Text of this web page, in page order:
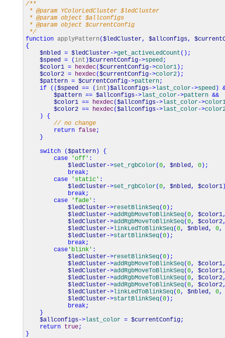
/**
* @param YColorLedCluster $ledCluster
* @param object $allconfigs
* @param object $currentConfig
*/
function applyPattern ($ledCluster, $allconfigs,
{
$nbled = $ledCluster->get_activeLedCount ( ) ;
$speed = ( int )$currentConfig->speed;
$color1 = hexdec($currentConfig->color1 ) ;
$color2 = hexdec($currentConfig->color2 ) ;
$pattern = $currentConfig->pattern;
if
( ($speed == ( int )$allconfigs->last_color->speed )
$pattern == $allconfigs->last_color->pattern &&
$color1 == hexdec($allconfigs->last_color->
$color2 == hexdec($allconfigs->last_color->
)
{
// no change
return false;
}
switch
($pattern )
{
case
'off' :
$ledCluster->set_rgbColor(0, $nbled, 0 ) ;
break;
case
'static' :
$ledCluster->set_rgbColor(0, $nbled, $color1
break;
case
'fade' :
$ledCluster->resetBlinkSeq(0 ) ;
$ledCluster->addRgbMoveToBlinkSeq(0, $color1
$ledCluster->addRgbMoveToBlinkSeq(0, $color2
$ledCluster->linkLedToBlinkSeq(0, $nbled, 0,
$ledCluster->startBlinkSeq(0 ) ;
break;
case 'blink' :
$ledCluster->resetBlinkSeq(0 ) ;
$ledCluster->addRgbMoveToBlinkSeq(0, $color1
$ledCluster->addRgbMoveToBlinkSeq(0, $color1
$ledCluster->addRgbMoveToBlinkSeq(0, $color2
$ledCluster->addRgbMoveToBlinkSeq(0, $color2
$ledCluster->linkLedToBlinkSeq(0, $nbled, 0,
$ledCluster->startBlinkSeq(0 ) ;
break;
}
$allconfigs->last_color = $currentConfig;
return true;
}